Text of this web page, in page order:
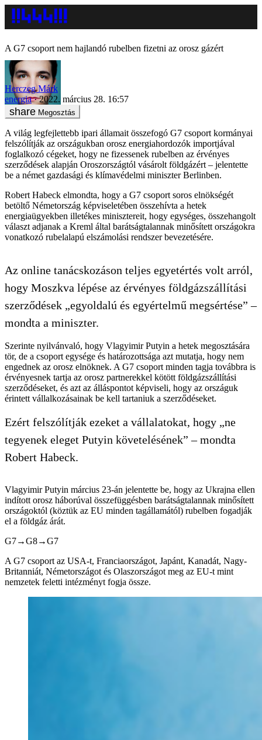
A G7 csoport nem hajlandó rubelben fizetni az orosz gázért
Herczeg Márk
energia
2022. március 28. 16:57
Megosztás
A világ legfejlettebb ipari államait összefogó G7 csoport kormányai
felszólítják az országukban orosz energiahordozók importjával
foglalkozó cégeket, hogy ne fizessenek rubelben az érvényes
szerződések alapján Oroszországtól vásárolt földgázért – jelentette
be a német gazdasági és klímavédelmi miniszter Berlinben.
Robert Habeck elmondta, hogy a G7 csoport soros elnökségét
betöltő Németország képviseletében összehívta a hetek
energiaügyekben illetékes minisztereit, hogy egységes, összehangolt
választ adjanak a Kreml által barátságtalannak minősített országokra
vonatkozó rubelalapú elszámolási rendszer bevezetésére.
Az online tanácskozáson teljes egyetértés volt arról,
hogy Moszkva lépése az érvényes földgázszállítási
szerződések „egyoldalú és egyértelmű megsértése” –
mondta a miniszter.
Szerinte nyilvánvaló, hogy Vlagyimir Putyin a hetek megosztására
tör, de a csoport egysége és határozottsága azt mutatja, hogy nem
engednek az orosz elnöknek. A G7 csoport minden tagja továbbra is
érvényesnek tartja az orosz partnerekkel kötött földgázszállítási
szerződéseket, és azt az álláspontot képviseli, hogy az országuk
érintett vállalkozásainak be kell tartaniuk a szerződéseket.
Ezért felszólítják ezeket a vállalatokat, hogy „ne
tegyenek eleget Putyin követelésének” – mondta
Robert Habeck.
Vlagyimir Putyin március 23-án jelentette be, hogy az Ukrajna ellen
indított orosz háborúval összefüggésben barátságtalannak minősített
országoktól (köztük az EU minden tagállamától) rubelben fogadják
el a földgáz árát.
G7→G8→G7
A G7 csoport az USA-t, Franciaországot, Japánt, Kanadát, Nagy-
Britanniát, Németországot és Olaszországot meg az EU-t mint
nemzetek feletti intézményt fogja össze.